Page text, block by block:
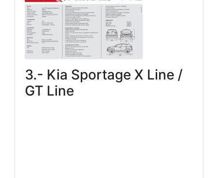
3.- Kia Sportage X Line /
GT Line